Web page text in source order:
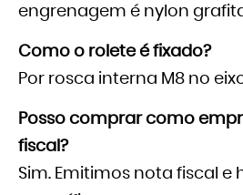
engrenagem é nylon
Como o rolete é fixado?
Por rosca interna M8 no
Posso comprar como
fiscal?
Sim. Emitimos nota fiscal e